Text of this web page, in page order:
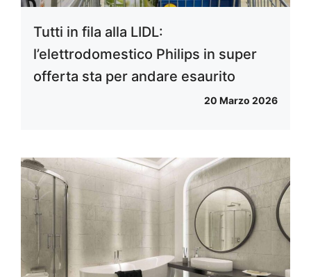
Tutti in fila alla LIDL:
l’elettrodomestico Philips in super
offerta sta per andare esaurito
20 Marzo 2026